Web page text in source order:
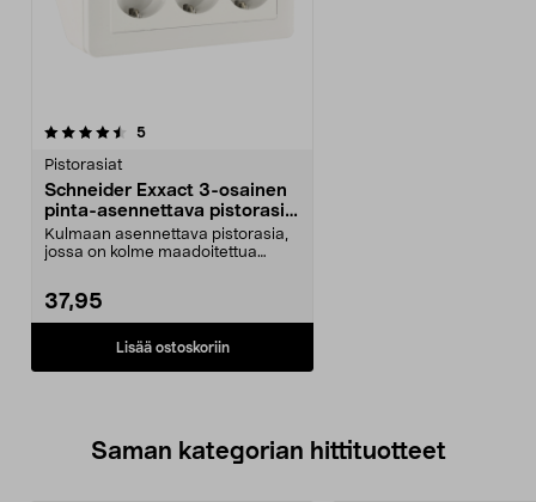
5arvostelut
Pistorasiat
Schneider Exxact 3-osainen
pinta-asennettava pistorasia
kulmaan
Kulmaan asennettava pistorasia,
jossa on kolme maadoitettua
37,95
Lisää ostoskoriin
Saman kategorian hittituotteet